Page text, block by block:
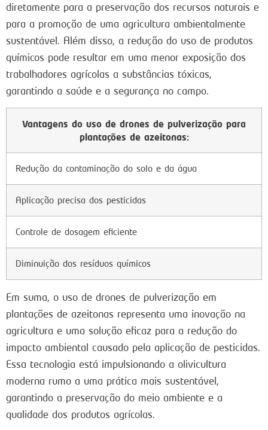
diretamente para a preservação dos recursos naturais e
para a promoção de uma agricultura ambientalmente
sustentável. Além disso, a redução do uso de produtos
químicos pode resultar em uma menor exposição dos
trabalhadores agrícolas a substâncias tóxicas,
garantindo a saúde e a segurança no campo.
Vantagens do uso de drones de pulverização para
plantações de azeitonas:
Redução da contaminação do solo e da água
Aplicação precisa dos pesticidas
Controle de dosagem eficiente
Diminuição dos resíduos químicos
Em suma, o uso de drones de pulverização em
plantações de azeitonas representa uma inovação na
agricultura e uma solução eficaz para a redução do
impacto ambiental causado pela aplicação de pesticidas.
Essa tecnologia está impulsionando a olivicultura
moderna rumo a uma prática mais sustentável,
garantindo a preservação do meio ambiente e a
qualidade dos produtos agrícolas.